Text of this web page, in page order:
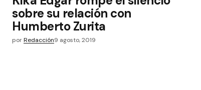
sobre su relación con
Humberto Zurita
porRedacción9 agosto, 2019